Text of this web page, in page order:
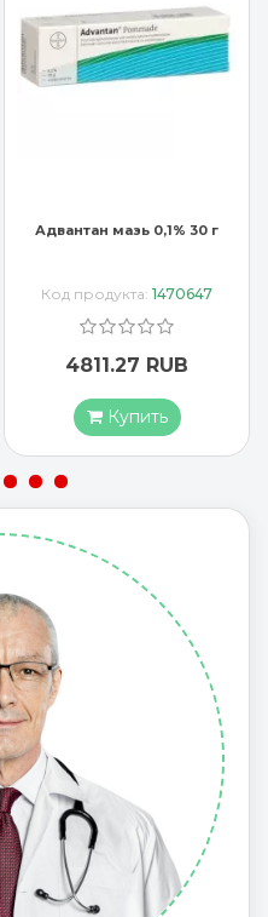
Алпикорт Ф раствор 100 мл
Код продукта: 1563047
6241.52 RUB
Купить